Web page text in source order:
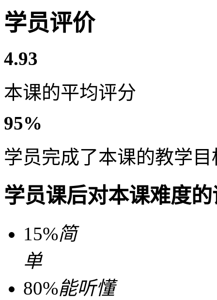
学员评价
4.93
本课的平均评分
95%
学员完成了本课的教学目
学员课后对本课难度
15%简
单
80%能听懂